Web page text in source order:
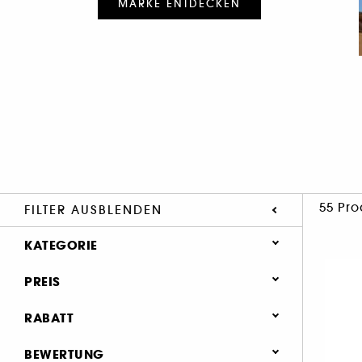
MARKE ENTDECKEN
FILTER AUSBLENDEN 55
KATEGORIE
Parfum (53)
PREIS
RABATT
0 (10)
BEWERTUNG